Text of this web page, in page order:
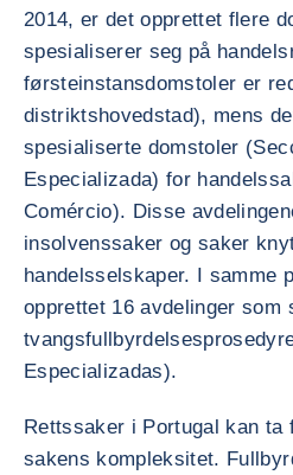
2014, er det opprettet flere
spesialiserer seg på
førsteinstansdomstoler er
distriktshovedstad), mens
spesialiserte domstoler
Especializada) for
Comércio). Disse
insolvenssaker og saker
handelsselskaper. I samme
opprettet 16 avdelinger som
Especializadas).
Rettssaker i Portugal kan ta
sakens kompleksitet.